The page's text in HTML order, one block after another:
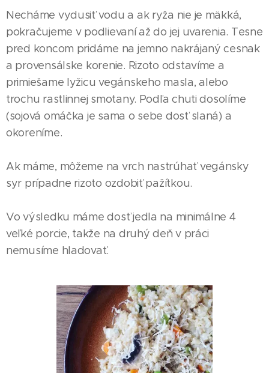
Necháme vydusiť vodu a ak ryža nie je mäkká,
pokračujeme v podlievaní až do jej uvarenia. Tesne
pred koncom pridáme na jemno nakrájaný cesnak
a provensálske korenie. Rizoto odstavíme a
primiešame lyžicu vegánskeho masla, alebo
trochu rastlinnej smotany. Podľa chuti dosolíme
(sojová omáčka je sama o sebe dosť slaná) a
okoreníme.
Ak máme, môžeme na vrch nastrúhať vegánsky
syr prípadne rizoto ozdobiť pažítkou.
Vo výsledku máme dosť jedla na minimálne 4
veľké porcie, takže na druhý deň v práci
nemusíme hladovať.